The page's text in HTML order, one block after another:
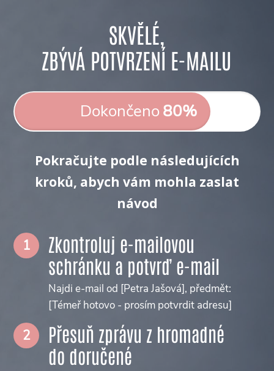
SKVĚLÉ,
ZBÝVÁ POTVRZENÍ E-MAILU
Dokončeno 80%
Pokračujte podle následujících
kroků, abych vám mohla zaslat
návod
1
Zkontroluj e-mailovou
schránku a potvrď e-mail
Najdi e-mail od [Petra Jašová], předmět:
[Témeř hotovo - prosím potvrdit adresu]
2
Přesuň zprávu z hromadné
do doručené